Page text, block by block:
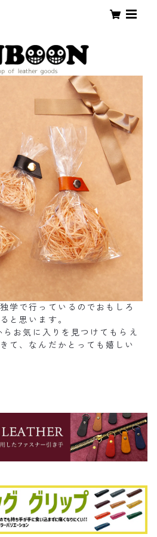
学で行っているのでおもしろ
と思います。
お気に入りを見つけてもらえ
て、なんだかとっても嬉しい